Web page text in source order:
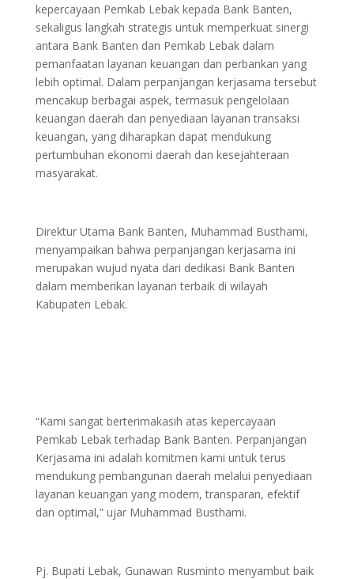
kepercayaan Pemkab Lebak kepada Bank Banten,
sekaligus langkah strategis untuk memperkuat sinergi
antara Bank Banten dan Pemkab Lebak dalam
pemanfaatan layanan keuangan dan perbankan yang
lebih optimal. Dalam perpanjangan kerjasama tersebut
mencakup berbagai aspek, termasuk pengelolaan
keuangan daerah dan penyediaan layanan transaksi
keuangan, yang diharapkan dapat mendukung
pertumbuhan ekonomi daerah dan kesejahteraan
masyarakat.
Direktur Utama Bank Banten, Muhammad Busthami,
menyampaikan bahwa perpanjangan kerjasama ini
merupakan wujud nyata dari dedikasi Bank Banten
dalam memberikan layanan terbaik di wilayah
Kabupaten Lebak.
“Kami sangat berterimakasih atas kepercayaan
Pemkab Lebak terhadap Bank Banten. Perpanjangan
Kerjasama ini adalah komitmen kami untuk terus
mendukung pembangunan daerah melalui penyediaan
layanan keuangan yang modern, transparan, efektif
dan optimal,” ujar Muhammad Busthami.
Pj. Bupati Lebak, Gunawan Rusminto menyambut baik